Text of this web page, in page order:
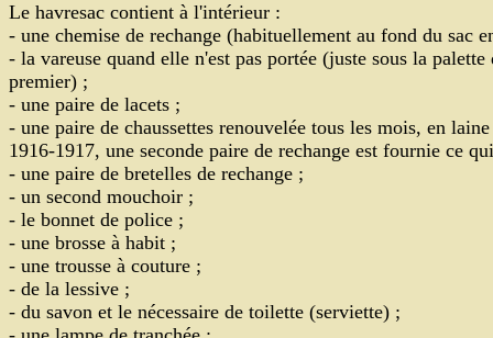
Le havresac contient à l'intérieur :
- une chemise de rechange (habituellement au fond du sac
- la vareuse quand elle n'est pas portée (juste sous la
premier) ;
- une paire de lacets ;
- une paire de chaussettes renouvelée tous les mois, en
1916-1917, une seconde paire de rechange est fournie ce
- une paire de bretelles de rechange ;
- un second mouchoir ;
- le bonnet de police ;
- une brosse à habit ;
- une trousse à couture ;
- de la lessive ;
- du savon et le nécessaire de toilette (serviette) ;